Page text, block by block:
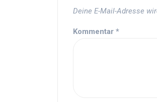
Deine E-Mail-Adresse
Kommentar *